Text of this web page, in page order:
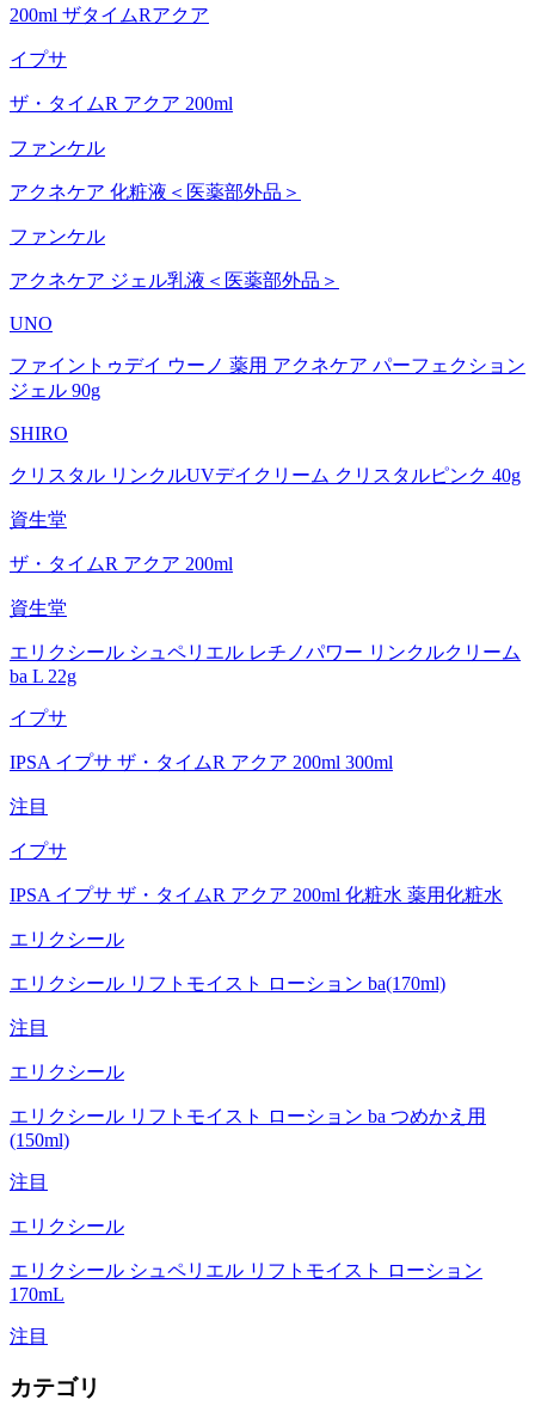
200ml ザタイムRアクア
イプサ
ザ・タイムR アクア 200ml
ファンケル
アクネケア 化粧液＜医薬部外品＞
ファンケル
アクネケア ジェル乳液＜医薬部外品＞
UNO
ファイントゥデイ ウーノ 薬用 アクネケア パーフェクション
ジェル 90g
SHIRO
クリスタル リンクルUVデイクリーム クリスタルピンク 40g
資生堂
ザ・タイムR アクア 200ml
資生堂
エリクシール シュペリエル レチノパワー リンクルクリーム
ba L 22g
イプサ
IPSA イプサ ザ・タイムR アクア 200ml 300ml
注目
イプサ
IPSA イプサ ザ・タイムR アクア 200ml 化粧水 薬用化粧水
エリクシール
エリクシール リフトモイスト ローション ba(170ml)
注目
エリクシール
エリクシール リフトモイスト ローション ba つめかえ用
(150ml)
注目
エリクシール
エリクシール シュペリエル リフトモイスト ローション
170mL
注目
カテゴリ